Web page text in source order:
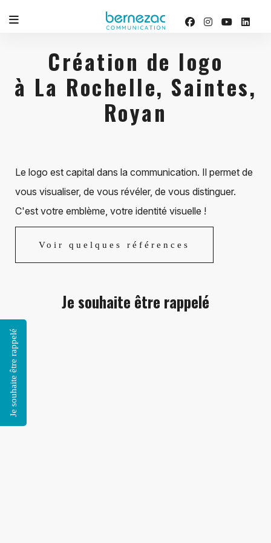
Création de logo
à La Rochelle, Saintes,
Royan
Le logo est capital dans la communication. Il permet de
vous visualiser, de vous révéler, de vous distinguer.
C'est votre emblème, votre identité visuelle !
Voir quelques références
Je souhaite être rappelé
Je souhaite être rappelé